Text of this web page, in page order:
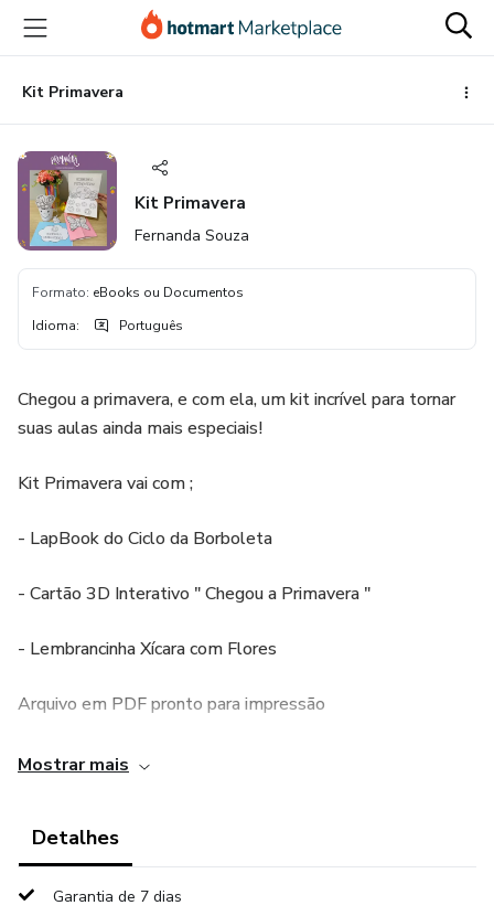
para
conteúdo
principal
para
pagamento
para
rodapé
Kit Primavera
Kit Primavera
Fernanda Souza
Formato: eBooks ou Documentos
Idioma: Português
Chegou a primavera, e com ela, um kit incrível para tornar
suas aulas ainda mais especiais!
Kit Primavera vai com ;
- LapBook do Ciclo da Borboleta
- Cartão 3D Interativo " Chegou a Primavera "
- Lembrancinha Xícara com Flores
Arquivo em PDF pronto para impressão
Acompanha Tutorial de montagem
Mostrar mais
Detalhes
Garantia de 7 dias